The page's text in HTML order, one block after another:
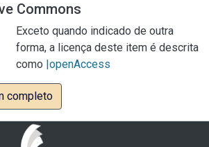
Commons
Exceto quando indicado de outra
forma, a licença deste item é descrita
como |openAccess
completo